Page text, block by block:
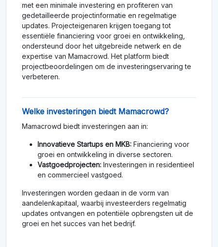
met een minimale investering en profiteren van
gedetailleerde projectinformatie en regelmatige
updates. Projecteigenaren krijgen toegang tot
essentiële financiering voor groei en ontwikkeling,
ondersteund door het uitgebreide netwerk en de
expertise van Mamacrowd. Het platform biedt
projectbeoordelingen om de investeringservaring te
verbeteren.
Welke investeringen biedt Mamacrowd?
Mamacrowd biedt investeringen aan in:
Innovatieve Startups en MKB: Financiering voor
groei en ontwikkeling in diverse sectoren.
Vastgoedprojecten: Investeringen in residentieel
en commercieel vastgoed.
Investeringen worden gedaan in de vorm van
aandelenkapitaal, waarbij investeerders regelmatig
updates ontvangen en potentiële opbrengsten uit de
groei en het succes van het bedrijf.